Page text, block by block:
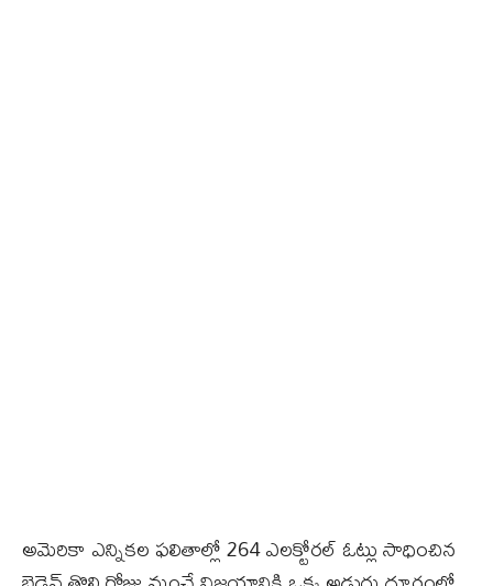
అమెరికా ఎన్నికల ఫలితాల్లో 264 ఎలక్టోరల్‌ ఓట్లు సాధించిన